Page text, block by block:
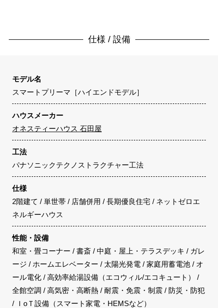
仕様 / 設備
モデル名
スマートプリーマ［ハイエンドモデル］
ハウスメーカー
オネスティーハウス 石田屋
工法
パナソニックテクノストラクチャー工法
仕様
2階建て / 単世帯 / 店舗併用 / 長期優良住宅 / ネットゼロエ
ネルギーハウス
性能・設備
和室・畳コーナー / 書斎 / 中庭・屋上・テラスデッキ / ガレ
ージ / ホームエレベーター / 太陽光発電 / 家庭用蓄電池 / オ
ール電化 / 高効率給湯設備（エコウィル/エコキュート） /
全館空調 / 高気密・高断熱 / 耐震・免震・制震 / 防災・防犯
/ ＩoＴ設備（スマート家電・HEMSなど）